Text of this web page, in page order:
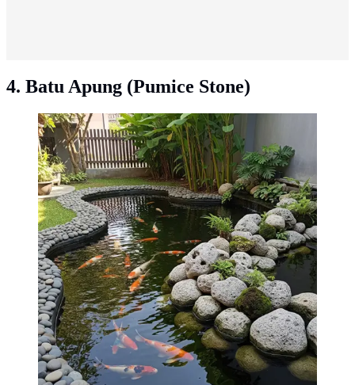
4. Batu Apung (Pumice Stone)